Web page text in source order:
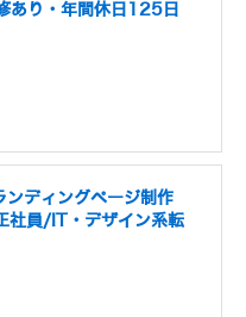
あり・年間休日125日
ディングページ制作
社員/IT・デザイン系転